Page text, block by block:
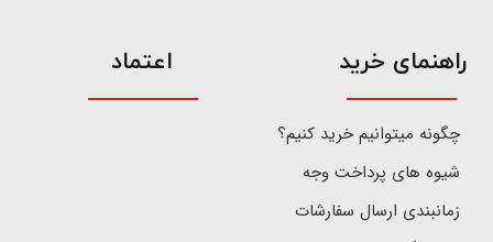
​راهنمای خرید
چگونه میتوانیم خرید کنیم؟
شیوه های پرداخت وجه
زمانبندی ارسال سفارشات
اعتماد